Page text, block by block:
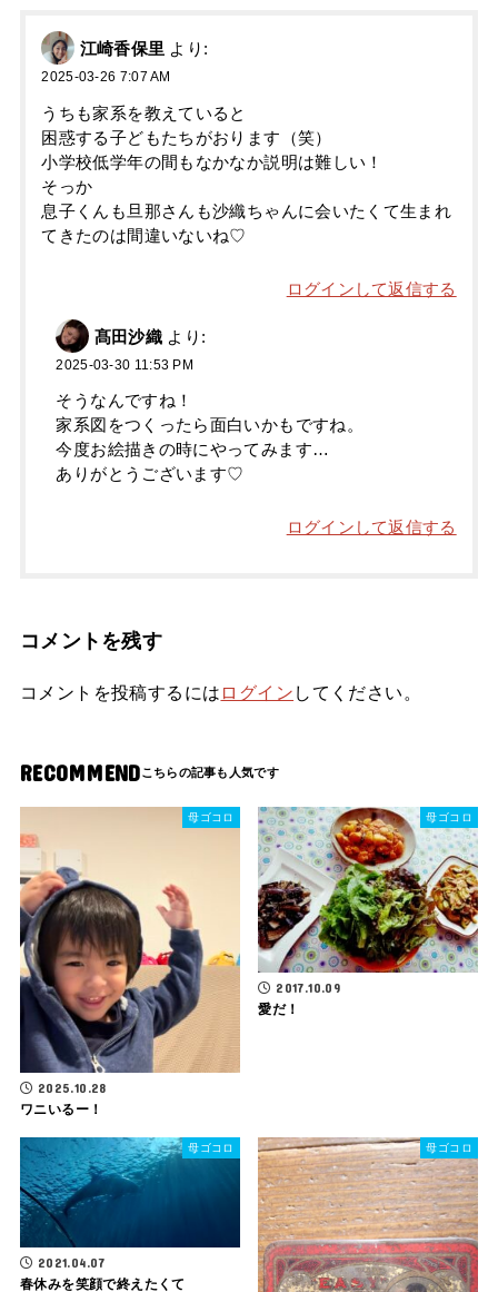
江崎香保里 より:
2025-03-26 7:07 AM
うちも家系を教えていると
困惑する子どもたちがおります（笑）
小学校低学年の間もなかなか説明は難しい！
そっか
息子くんも旦那さんも沙織ちゃんに会いたくて生まれ
てきたのは間違いないね♡
ログインして返信する
髙田沙織 より:
2025-03-30 11:53 PM
そうなんですね！
家系図をつくったら面白いかもですね。
今度お絵描きの時にやってみます…
ありがとうございます♡
ログインして返信する
コメントを残す
コメントを投稿するには ログイン してください。
RECOMMEND
母ゴコロ
2025.10.28
ワニいるー！
母ゴコロ
2017.10.09
愛だ！
母ゴコロ
2021.04.07
春休みを笑顔で終えたくて
母ゴコロ